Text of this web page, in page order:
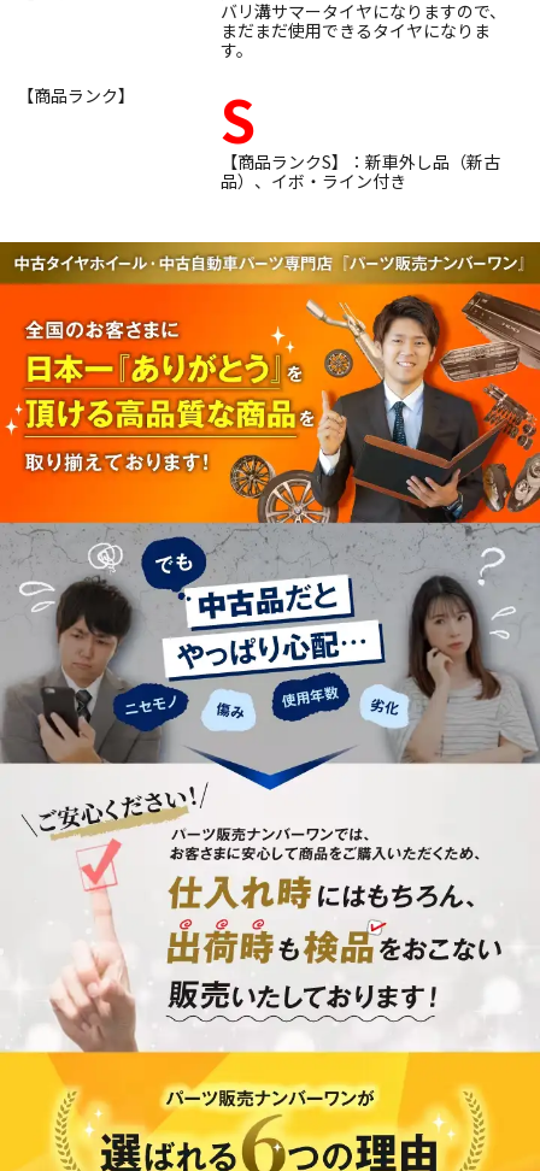
バリ溝サマータイヤになりますので、
まだまだ使用できるタイヤになりま
す。
【商品ランク】
S
【商品ランクS】：新車外し品（新古
品）、イボ・ライン付き